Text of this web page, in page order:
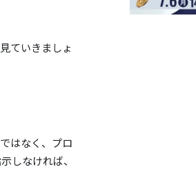
ていきましょ
はなく、プロ
しなければ、